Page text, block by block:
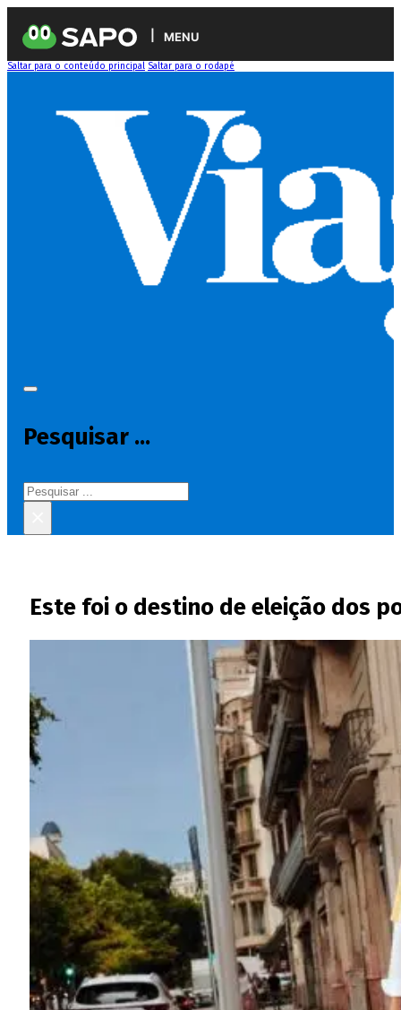
MENU
Saltar para o conteúdo principal Saltar para o rodapé
Pesquisar ...
Pesquisar
Este foi o destino de eleição dos